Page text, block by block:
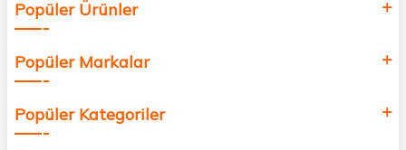
değer katmak için bize katılın!
Popüler Ürünler
Popüler Markalar
Popüler Kategoriler